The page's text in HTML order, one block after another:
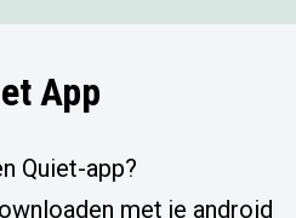
App
Quiet-app?
met je android